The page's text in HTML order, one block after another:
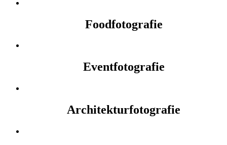
Foodfotografie
Eventfotografie
Architekturfotografie